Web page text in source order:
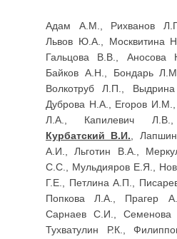
Адам А.М., Рихванов
Львов Ю.А., Москвитина
Гальцова В.В., Аносова
Байков А.Н., Бондарь
Волкотруб Л.П.,
Дуброва Н.А., Егоров И.М.,
Л.А., Капилевич
Курбатский В.И.,
А.И., Льготин В.А.,
С.С., Мульдияров Е.Я.,
Г.Е., Петлина А.П.,
Попкова Л.А., Прагер
Сарнаев С.И., Семенова
Тухватулин Р.К.,